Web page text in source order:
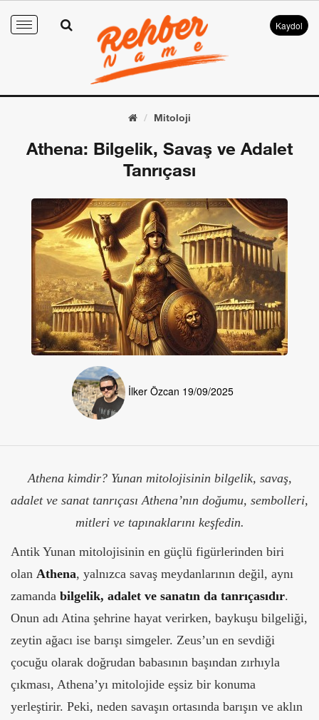
Toggle
Kaydol
Mitoloji
Athena: Bilgelik, Savaş ve Adalet
Tanrıçası
İlker Özcan 19/09/2025
Athena kimdir? Yunan mitolojisinin bilgelik, savaş,
adalet ve sanat tanrıçası Athena’nın doğumu, sembolleri,
mitleri ve tapınaklarını keşfedin.
Antik Yunan mitolojisinin en güçlü figürlerinden biri
olan Athena, yalnızca savaş meydanlarının değil, aynı
zamanda bilgelik, adalet ve sanatın da tanrıçasıdır.
Onun adı Atina şehrine hayat verirken, baykuşu bilgeliği,
zeytin ağacı ise barışı simgeler. Zeus’un en sevdiği
çocuğu olarak doğrudan babasının başından zırhıyla
çıkması, Athena’yı mitolojide eşsiz bir konuma
yerleştirir. Peki, neden savaşın ortasında barışın ve aklın